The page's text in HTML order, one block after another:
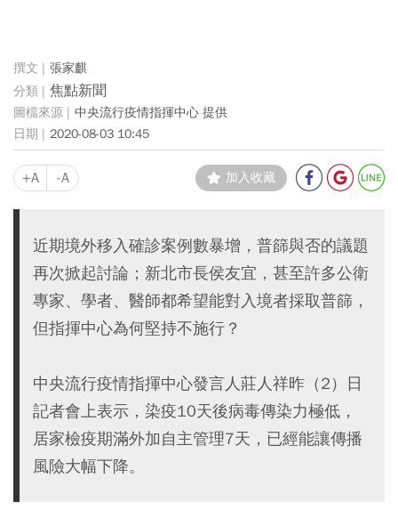
張家麒
焦點新聞
中央流行疫情指揮中心 提供
2020-08-03 10:45
+A -A 加入收藏
近期境外移入確診案例數暴增，普篩與否的議題
再次掀起討論；新北市長侯友宜，甚至許多公衛
專家、學者、醫師都希望能對入境者採取普篩，
但指揮中心為何堅持不施行？
中央流行疫情指揮中心發言人莊人祥昨（2）日
記者會上表示，染疫10天後病毒傳染力極低，
居家檢疫期滿外加自主管理7天，已經能讓傳播
風險大幅下降。